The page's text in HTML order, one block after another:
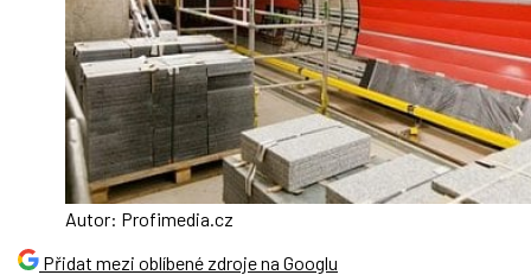
Autor: Profimedia.cz
Přidat mezi oblíbené zdroje na Googlu